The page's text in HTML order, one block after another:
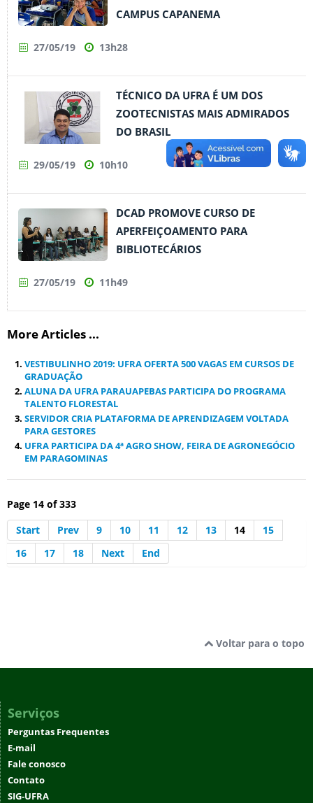
CAMPUS CAPANEMA
27/05/19 13h28
TÉCNICO DA UFRA É UM DOS
ZOOTECNISTAS MAIS ADMIRADOS
DO BRASIL
29/05/19 10h10
DCAD PROMOVE CURSO DE
APERFEIÇOAMENTO PARA
BIBLIOTECÁRIOS
27/05/19 11h49
More Articles ...
VESTIBULINHO 2019: UFRA OFERTA 500 VAGAS EM CURSOS DE
GRADUAÇÃO
ALUNA DA UFRA PARAUAPEBAS PARTICIPA DO PROGRAMA
TALENTO FLORESTAL
SERVIDOR CRIA PLATAFORMA DE APRENDIZAGEM VOLTADA
PARA GESTORES
UFRA PARTICIPA DA 4ª AGRO SHOW, FEIRA DE AGRONEGÓCIO
EM PARAGOMINAS
Page 14 of 333
Start
Prev 9 10 11 12 13 14
15
16
17 18 Next End
Voltar para o topo
Serviços
Perguntas Frequentes
E-mail
Fale conosco
Contato
SIG-UFRA